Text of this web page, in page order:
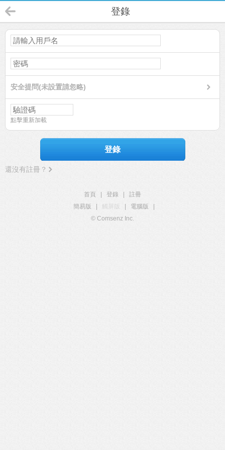
登錄
安全提問(未設置請忽略)
點擊重新加載
登錄
還沒有註冊？
首頁 登錄
註冊
簡易版
觸屏版 電腦版
© Comsenz Inc.